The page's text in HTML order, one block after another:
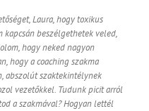
Laura, hogy toxikus
kapcsán beszélgethetek veled,
hogy neked nagyon
hogy a coaching szakma
abszolút szaktekintélynek
vezetőkkel. Tudunk picit arról
a szakmával? Hogyan lettél